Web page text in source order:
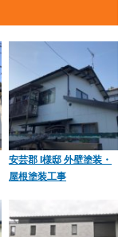
安芸郡 I様邸 外壁塗装・
屋根塗装工事